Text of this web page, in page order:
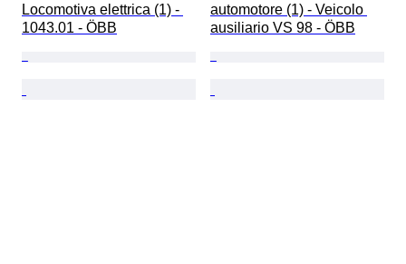
Locomotiva elettrica (1) -
1043.01 - ÖBB
automotore (1) - Veicolo
ausiliario VS 98 - ÖBB